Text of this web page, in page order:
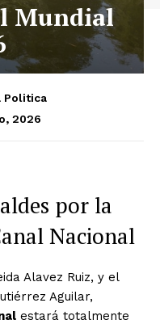
Mundial
Politica
2026
por la
Nacional
Alavez Ruiz, y el
Aguilar,
estará totalmente